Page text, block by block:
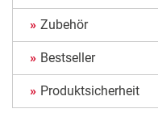
Zubehör
Bestseller
Produktsicherheit